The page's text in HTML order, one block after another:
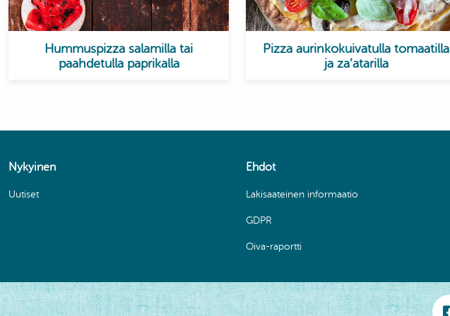
Hummuspizza salamilla tai
paahdetulla paprikalla
Pizza aurinkokuivatulla tomaatilla
ja za’atarilla
Nykyinen
Uutiset
Ehdot
Lakisaateinen informaatio
GDPR
Oiva-raportti